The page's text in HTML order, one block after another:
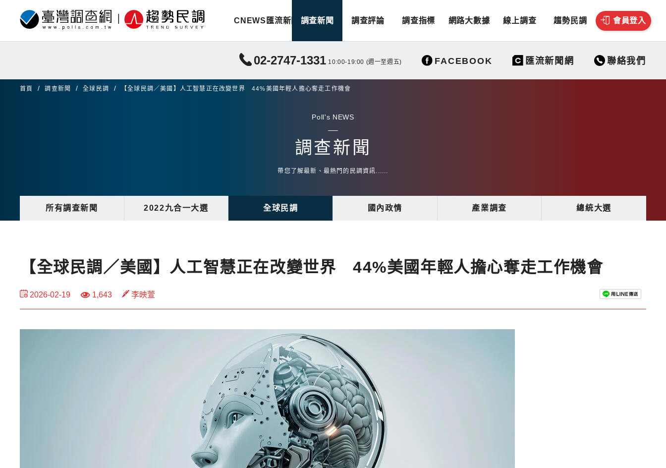
CNEWS匯流新聞 調查新聞 調查評論 調查指標 網路大數據 線上調查 趨勢民調 會員登入
02-2747-1331 10:00-19:00 (週一至週五) FACEBOOK 匯流新聞網 聯絡我們
首頁 調查新聞 全球民調 【全球民調／美國】人工智慧正在改變世界 44%美國年輕人擔心奪走工作機會
Poll's NEWS
調查新聞
帶您了解最新、最熱門的民調資訊......
所有調查新聞 2022九合一大選 全球民調 國內政情 產業調查 總統大選
【全球民調／美國】人工智慧正在改變世界 44%美國年輕人擔心奪走工作機會
2026-02-19 1,643 李映萱